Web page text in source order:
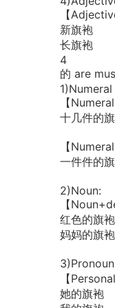
【
新旗袍
长旗袍
4
的 are
【
十几件的
【
一件件的
2)Noun:
【
红色的旗袍
妈妈的旗袍
3)Pronoun
【
她的旗袍